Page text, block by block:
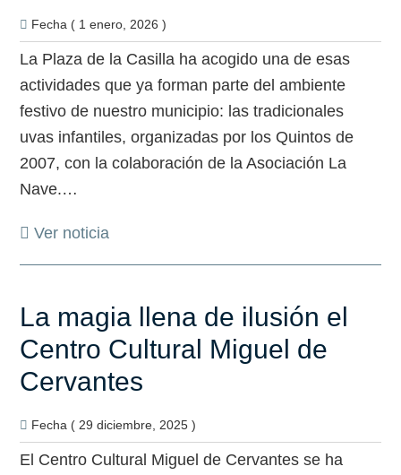
Fecha ( 1 enero, 2026 )
La Plaza de la Casilla ha acogido una de esas
actividades que ya forman parte del ambiente
festivo de nuestro municipio: las tradicionales
uvas infantiles, organizadas por los Quintos de
2007, con la colaboración de la Asociación La
Nave.…
Ver noticia
La magia llena de ilusión el
Centro Cultural Miguel de
Cervantes
Fecha ( 29 diciembre, 2025 )
El Centro Cultural Miguel de Cervantes se ha